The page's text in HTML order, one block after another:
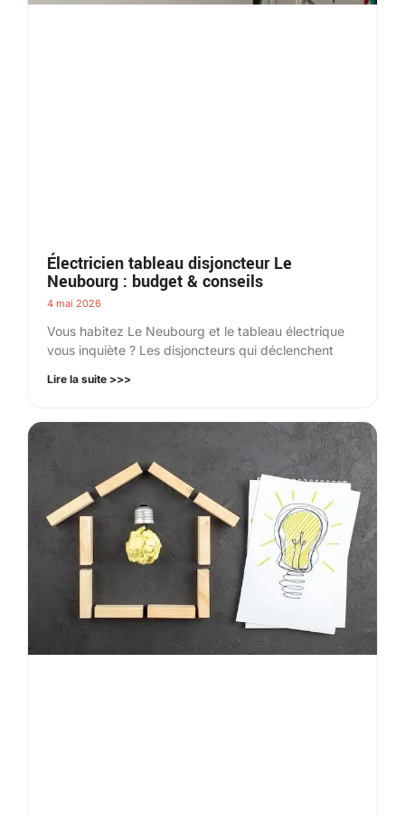
Électricien tableau disjoncteur Le
Neubourg : budget & conseils
4 mai 2026
Vous habitez Le Neubourg et le tableau électrique
vous inquiète ? Les disjoncteurs qui déclenchent
Lire la suite >>>